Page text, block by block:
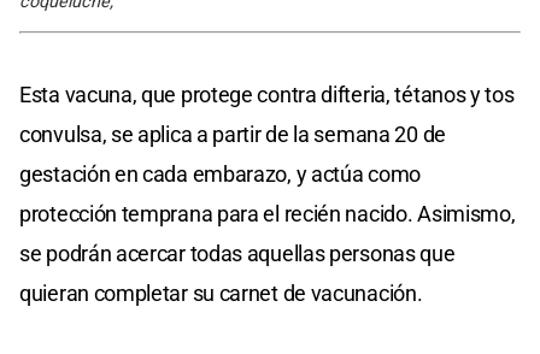
Esta vacuna, que protege contra difteria, tétanos y tos
convulsa, se aplica a partir de la semana 20 de
gestación en cada embarazo, y actúa como
protección temprana para el recién nacido. Asimismo,
se podrán acercar todas aquellas personas que
quieran completar su carnet de vacunación.